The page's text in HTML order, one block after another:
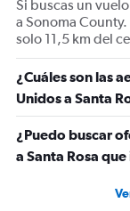
displaying
Avg.
Price
and
Number
of
flights.
Si buscas un
a Sonoma County.
solo 11,5 km del
¿Cuáles son las
Unidos a Santa
¿Puedo buscar
a Santa Rosa